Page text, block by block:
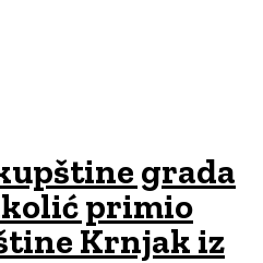
grada
primio
Krnjak iz